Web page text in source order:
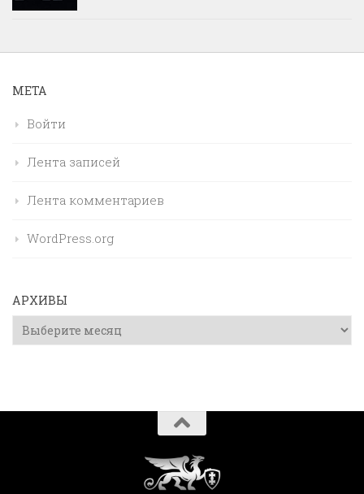
МЕТА
Войти
Лента записей
Лента комментариев
WordPress.org
АРХИВЫ
Архивы